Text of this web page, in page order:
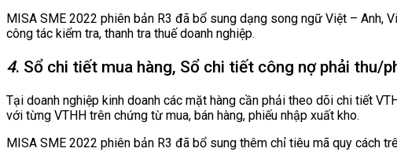
MISA SME 2022 phiên bản R3 đã bổ sung dạng song ngữ Việt – Anh,
công tác kiểm tra, thanh tra thuế doanh nghiệp.
4. Sổ chi tiết mua hàng, Sổ chi tiết công nợ phải thu/
Tại doanh nghiệp kinh doanh các mặt hàng cần phải theo dõi chi tiết
với từng VTHH trên chứng từ mua, bán hàng, phiếu nhập xuất kho.
MISA SME 2022 phiên bản R3 đã bổ sung thêm chỉ tiêu mã quy cách